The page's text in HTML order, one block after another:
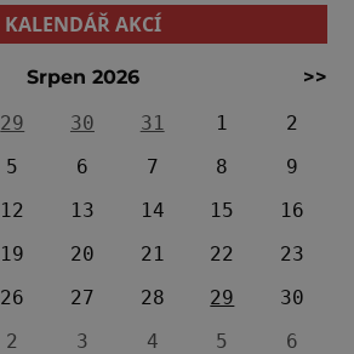
KALENDÁŘ AKCÍ
Srpen 2026
>>
29 30 31 1
2
5 6 7 8
9
12 13 14 15
16
19 20 21 22
23
26 27 28 29
30
2 3 4 5 6